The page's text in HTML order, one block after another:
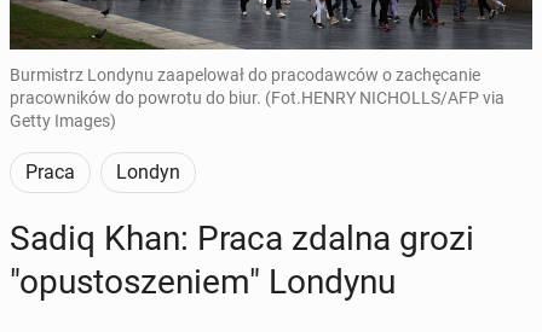
Burmistrz Londynu zaapelował do pracodawców o zachęcanie
pracowników do powrotu do biur. (Fot.HENRY NICHOLLS/AFP via
Getty Images)
Praca Londyn
Sadiq Khan: Praca zdalna grozi
"opu­sto­sze­niem" Londynu